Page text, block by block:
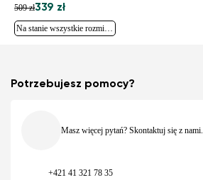
509 zł339 zł
Na stanie wszystkie rozmiary
Potrzebujesz pomocy?
Masz więcej pytań? Skontaktuj się z nami.
+421 41 321 78 35